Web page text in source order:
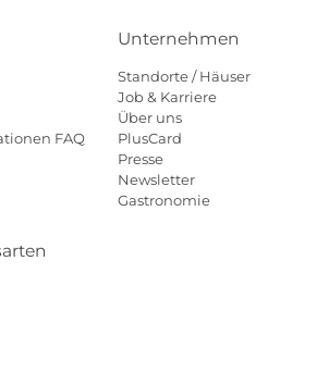
FAQ
Unternehmen
Standorte / Häuser
Job & Karriere
Über uns
PlusCard
Presse
Newsletter
Gastronomie